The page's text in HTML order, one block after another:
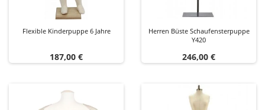
Flexible Kinderpuppe 6 Jahre
Preis
187,00 €
Herren Büste Schaufensterpuppe
Y420
Preis
246,00 €